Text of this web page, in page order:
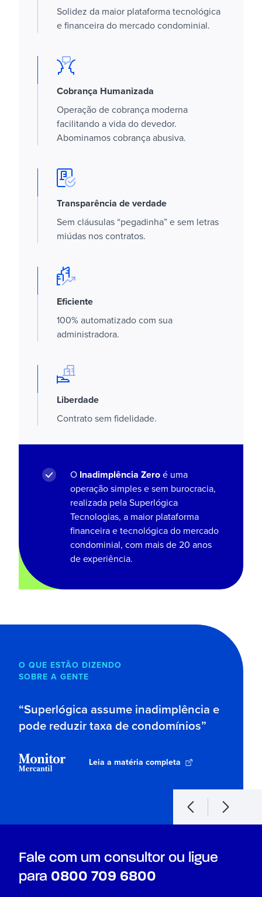
Solidez da maior plataforma tecnológica
e financeira do mercado condominial.
Cobrança Humanizada
Operação de cobrança moderna
facilitando a vida do devedor.
Abominamos cobrança abusiva.
Transparência de verdade
Sem cláusulas “pegadinha” e sem letras
miúdas nos contratos.
Eficiente
100% automatizado com sua
administradora.
Liberdade
Contrato sem fidelidade.
O Inadimplência Zero é uma
operação simples e sem burocracia,
realizada pela Superlógica
Tecnologias, a maior plataforma
financeira e tecnológica do mercado
condominial, com mais de 20 anos
de experiência.
O QUE ESTÃO DIZENDO
SOBRE A GENTE
Superlógica assume inadimplência e
pode reduzir taxa de condomínios
Leia a matéria completa
Fale com um consultor ou ligue
para 0800 709 6800